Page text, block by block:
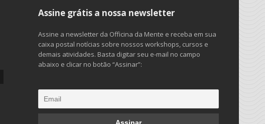
Assine grátis a nossa newsletter
Assine a newsletter da Officina da Mente e receba em sua
caixa postal notícias sobre nossos workshops, cursos e
demais atividades. Basta digitar seu e-mail no campo
abaixo e clicar no botão “Assinar”: